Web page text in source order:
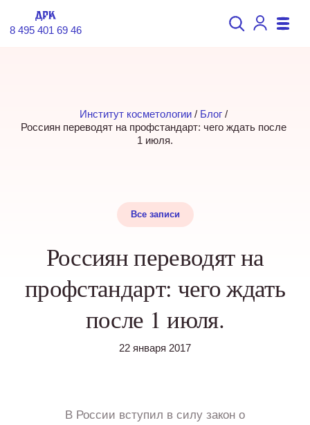
8 495 401 69 46
Институт косметологии / Блог /
Россиян переводят на профстандарт: чего ждать после
1 июля.
Все записи
Россиян переводят на
профстандарт: чего ждать
после 1 июля.
22 января 2017
В России вступил в силу закон о